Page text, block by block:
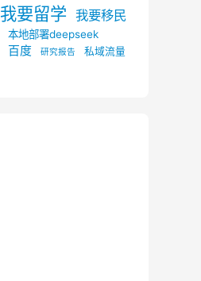
我要留学 我要移民
本地部署deepseek
百度 研究报告 私域流量